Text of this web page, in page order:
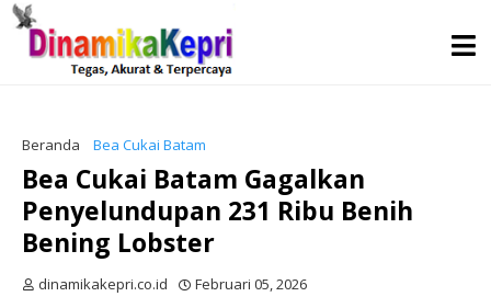
Beranda Bea Cukai Batam
Bea Cukai Batam Gagalkan
Penyelundupan 231 Ribu Benih
Bening Lobster
dinamikakepri.co.id Februari 05, 2026